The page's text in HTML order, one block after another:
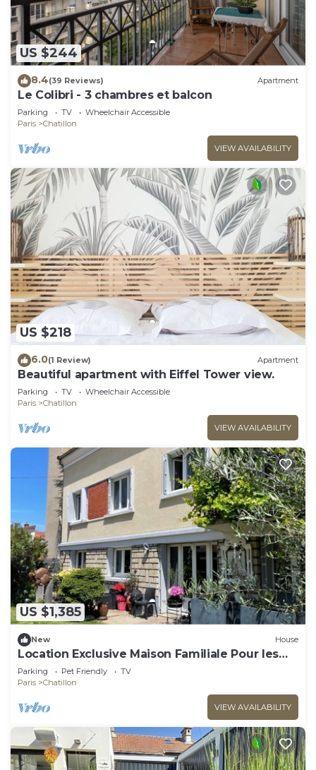
US $244
8.4(39 Reviews) Apartment
Le Colibri - 3 chambres et balcon
Parking TV
Wheelchair Accessible
Paris
Chatillon
VIEW AVAILABILITY
US $218
6.0(1 Review) Apartment
Beautiful apartment with Eiffel Tower view.
Parking TV
Wheelchair Accessible
Paris
Chatillon
VIEW AVAILABILITY
US $1,385
New House
Location Exclusive Maison Familiale Pour les
Jeux Olympiques 2024 !
Parking Pet Friendly
TV
Paris
Chatillon
VIEW AVAILABILITY